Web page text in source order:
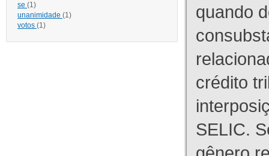
se (1)
unanimidade (1)
votos (1)
quando
crédito
SELIC.